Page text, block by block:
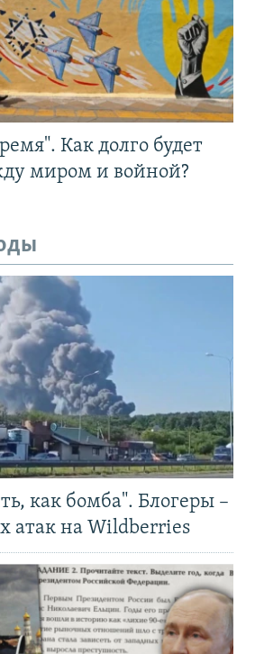
Как долго будет
миром и войной?
как бомба". Блогеры –
атак на Wildberries